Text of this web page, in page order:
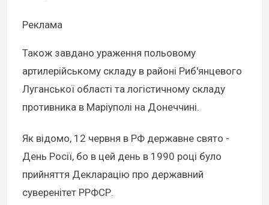
Реклама
Також завдано ураження польовому
артилерійському складу в районі Риб'янцевого
Луганської області та логістичному складу
противника в Маріуполі на Донеччині.
Як відомо, 12 червня в РФ державне свято -
День Росії, бо в цей день в 1990 році було
прийняття Декларацію про державний
суверенітет РРФСР.